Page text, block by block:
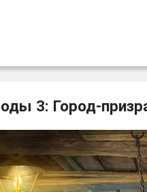
3: Город-